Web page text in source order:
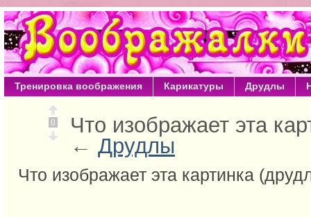
Тренировка воображения Карикатуры Друдлы
0
Что изображает эта
← Друдлы
Что изображает эта картинка